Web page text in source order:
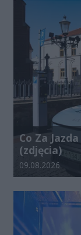
Co Za
(zdjęcia)
Data dodania
09.08.2026